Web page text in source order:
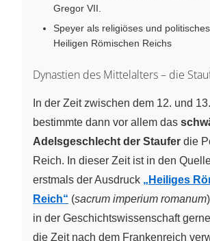
Gregor VII.
Speyer als religiöses und
Heiligen Römischen Reichs
Dynastien des Mittelalters – die
In der Zeit zwischen dem 12. und
bestimmte dann vor allem das
Adelsgeschlecht der Staufer die
Reich. In dieser Zeit ist in den
erstmals der Ausdruck „Heiliges
Reich“ (sacrum imperium romanum
in der Geschichtswissenschaft
die Zeit nach dem Frankenreich